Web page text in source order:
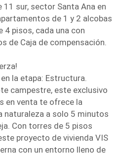
11 sur, sector Santa Ana en
de 1 y 2 alcobas
pisos, cada una con
de Caja de compensación.
la etapa: Estructura.
campestre, este exclusivo
en venta te ofrece la
naturaleza a solo 5 minutos
Con torres de 5 pisos
proyecto de vivienda VIS
con un entorno lleno de